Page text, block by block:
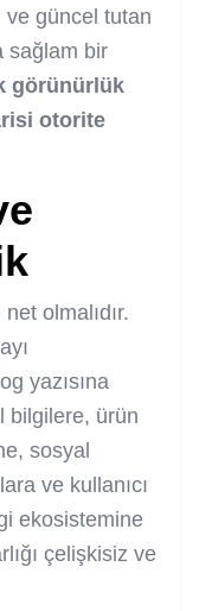
ve güncel tutan
sağlam bir
görünürlük
otorite
olmalıdır.
yazısına
bilgilere, ürün
sosyal
ve kullanıcı
ekosistemine
çelişkisiz ve